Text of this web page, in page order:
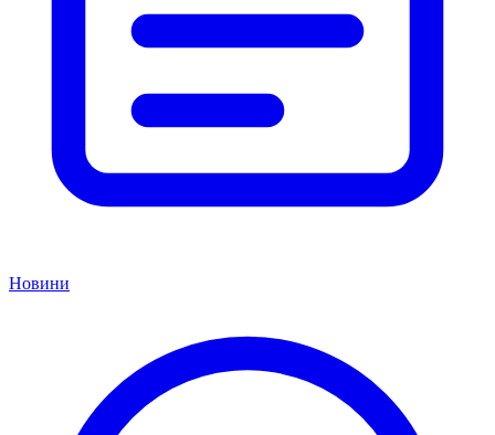
Новини